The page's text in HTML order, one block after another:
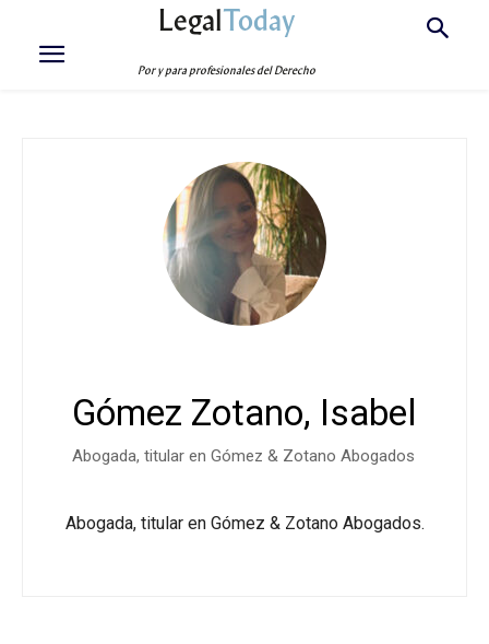
LegalToday
Por y para profesionales del Derecho
Gómez Zotano, Isabel
Abogada, titular en Gómez & Zotano Abogados
Abogada, titular en Gómez & Zotano Abogados.